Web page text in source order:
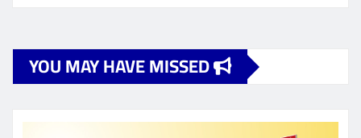
YOU MAY HAVE MISSED